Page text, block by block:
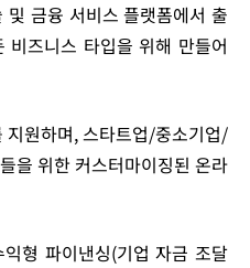
금융 서비스 플랫폼에서 출
비즈니스 타입을 위해 만들어
원하며, 스타트업/중소기업/
을 위한 커스터마이징된 온라
형 파이낸싱(기업 자금 조달